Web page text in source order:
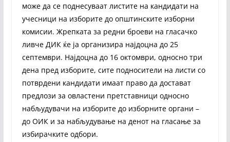
може да се поднесуваат листите на кандидати на
учесници на изборите до општинските изборни
комисии. Жрепката за редни броеви на гласачко
ливче ДИК ќе ја организира најдоцна до 25
септември. Најдоцна до 16 октомври, односно три
дена пред изборите, сите подносители на листи со
потврдени кандидати имаат право да достават
предлози за овластени претставници односно
набљудувачи на изборите до изборните органи –
до ОИК и за набљудување на денот на гласање за
избирачките одбори.